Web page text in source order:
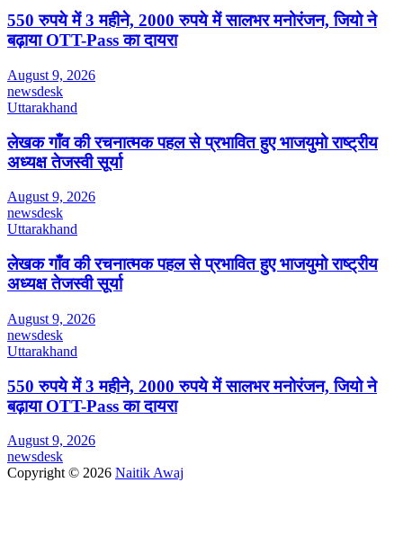
550 रुपये में 3 महीने, 2000 रुपये में सालभर मनोरंजन, जियो ने
बढ़ाया OTT-Pass का दायरा
August 9, 2026
newsdesk
Uttarakhand
लेखक गाँव की रचनात्मक पहल से प्रभावित हुए भाजयुमो राष्ट्रीय
अध्यक्ष तेजस्वी सूर्या
August 9, 2026
newsdesk
Uttarakhand
लेखक गाँव की रचनात्मक पहल से प्रभावित हुए भाजयुमो राष्ट्रीय
अध्यक्ष तेजस्वी सूर्या
August 9, 2026
newsdesk
Uttarakhand
550 रुपये में 3 महीने, 2000 रुपये में सालभर मनोरंजन, जियो ने
बढ़ाया OTT-Pass का दायरा
August 9, 2026
newsdesk
Copyright © 2026 Naitik Awaj